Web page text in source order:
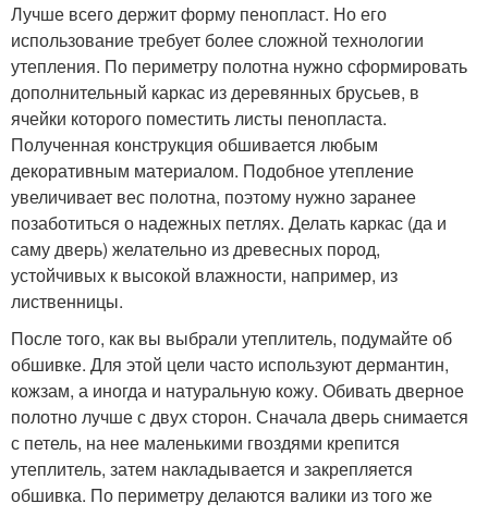
Лучше всего держит форму пенопласт. Но его
использование требует более сложной технологии
утепления. По периметру полотна нужно сформировать
дополнительный каркас из деревянных брусьев, в
ячейки которого поместить листы пенопласта.
Полученная конструкция обшивается любым
декоративным материалом. Подобное утепление
увеличивает вес полотна, поэтому нужно заранее
позаботиться о надежных петлях. Делать каркас (да и
саму дверь) желательно из древесных пород,
устойчивых к высокой влажности, например, из
лиственницы.
После того, как вы выбрали утеплитель, подумайте об
обшивке. Для этой цели часто используют дермантин,
кожзам, а иногда и натуральную кожу. Обивать дверное
полотно лучше с двух сторон. Сначала дверь снимается
с петель, на нее маленькими гвоздями крепится
утеплитель, затем накладывается и закрепляется
обшивка. По периметру делаются валики из того же